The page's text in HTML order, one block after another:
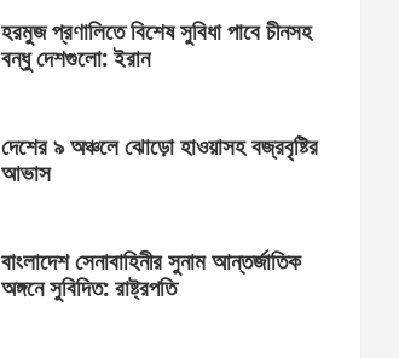
হরমুজ প্রণালিতে বিশেষ সুবিধা পাবে চীনসহ
বন্ধু দেশগুলো: ইরান
দেশের ৯ অঞ্চলে ঝোড়ো হাওয়াসহ বজ্রবৃষ্টির
আভাস
বাংলাদেশ সেনাবাহিনীর সুনাম আন্তর্জাতিক
অঙ্গনে সুবিদিত: রাষ্ট্রপতি